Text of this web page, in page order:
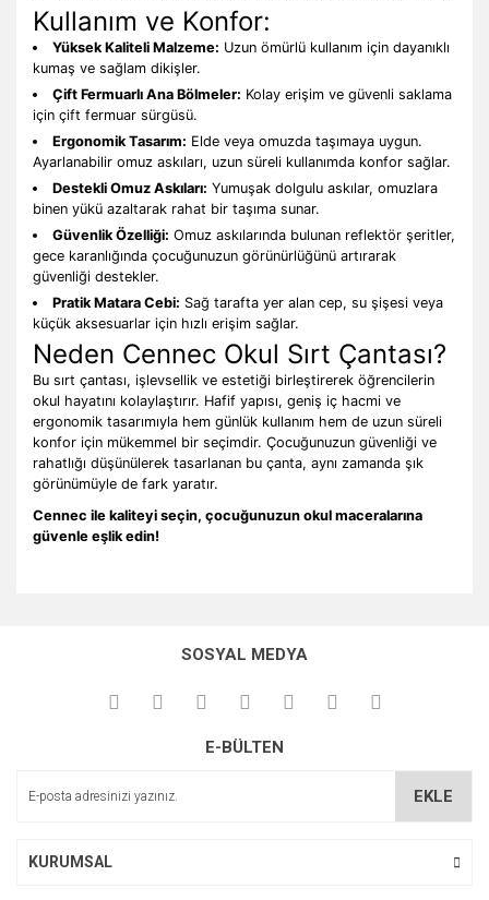
Kullanım ve Konfor:
Yüksek Kaliteli Malzeme: Uzun ömürlü kullanım için dayanıklı
kumaş ve sağlam dikişler.
Çift Fermuarlı Ana Bölmeler: Kolay erişim ve güvenli saklama
için çift fermuar sürgüsü.
Ergonomik Tasarım: Elde veya omuzda taşımaya uygun.
Ayarlanabilir omuz askıları, uzun süreli kullanımda konfor sağlar.
Destekli Omuz Askıları: Yumuşak dolgulu askılar, omuzlara
binen yükü azaltarak rahat bir taşıma sunar.
Güvenlik Özelliği: Omuz askılarında bulunan reflektör şeritler,
gece karanlığında çocuğunuzun görünürlüğünü artırarak
güvenliği destekler.
Pratik Matara Cebi: Sağ tarafta yer alan cep, su şişesi veya
küçük aksesuarlar için hızlı erişim sağlar.
Neden Cennec Okul Sırt Çantası?
Bu sırt çantası, işlevsellik ve estetiği birleştirerek öğrencilerin
okul hayatını kolaylaştırır. Hafif yapısı, geniş iç hacmi ve
ergonomik tasarımıyla hem günlük kullanım hem de uzun süreli
konfor için mükemmel bir seçimdir. Çocuğunuzun güvenliği ve
rahatlığı düşünülerek tasarlanan bu çanta, aynı zamanda şık
görünümüyle de fark yaratır.
Cennec ile kaliteyi seçin, çocuğunuzun okul maceralarına
güvenle eşlik edin!
kullanarak tarafımıza iletebilirsiniz.
Görüş ve önerileriniz için teşekkür ederiz.
Ürün açıklamasında eksik bilgiler bulunuyor.
SOSYAL MEDYA
E-BÜLTEN
EKLE
KURUMSAL